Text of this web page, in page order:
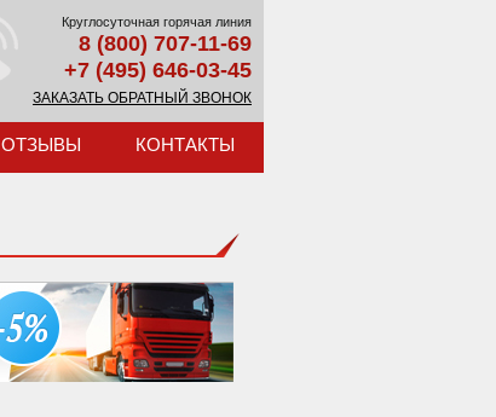
Круглосуточная горячая линия
8 (800) 707-11-69
+7 (495) 646-03-45
ЗАКАЗАТЬ ОБРАТНЫЙ ЗВОНОК
ОТЗЫВЫ КОНТАКТЫ